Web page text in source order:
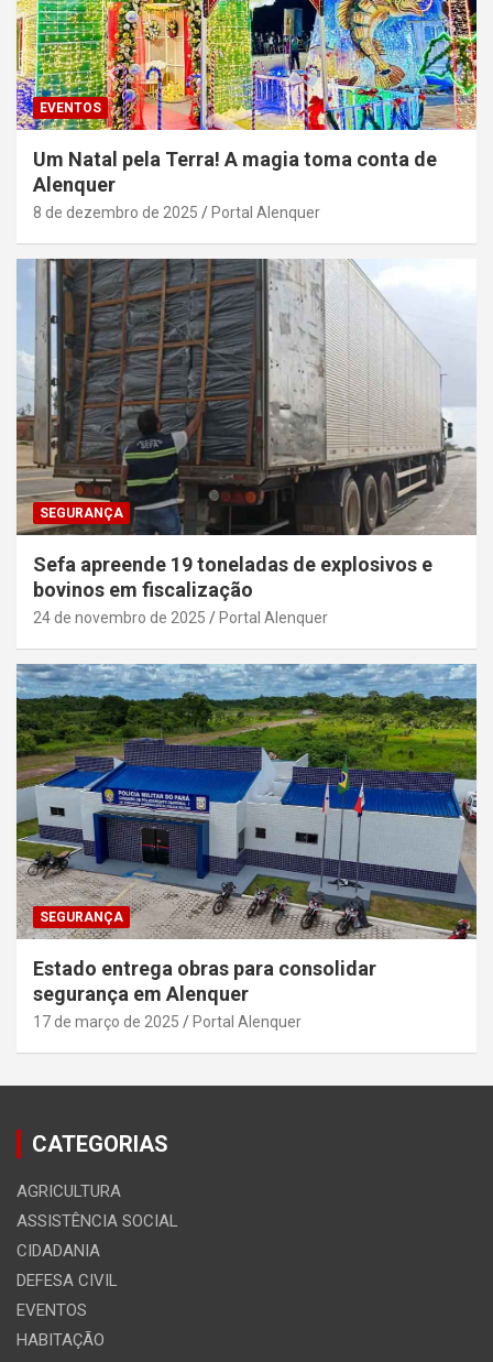
EVENTOS
Um Natal pela Terra! A magia toma conta de
Alenquer
8 de dezembro de 2025 Portal Alenquer
SEGURANÇA
Sefa apreende 19 toneladas de explosivos e
bovinos em fiscalização
24 de novembro de 2025 Portal Alenquer
SEGURANÇA
Estado entrega obras para consolidar
segurança em Alenquer
17 de março de 2025 Portal Alenquer
CATEGORIAS
AGRICULTURA
ASSISTÊNCIA SOCIAL
CIDADANIA
DEFESA CIVIL
EVENTOS
HABITAÇÃO